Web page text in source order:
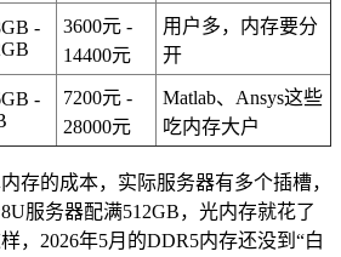
-
3600元 -
14400元
用户多，内存要分
开
-
7200元 -
28000元
Matlab、Ansys这些
吃内存大户
存的成本，实际服务器有多个插槽，
服务器配满512GB，光内存就花了
，2026年5月的DDR5内存还没到“白